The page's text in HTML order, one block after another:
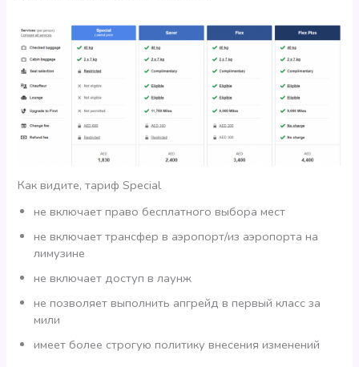
Как видите, тариф Special
не включает право бесплатного выбора мест
не включает трансфер в аэропорт/из аэропорта на
лимузине
не включает доступ в лаунж
не позволяет выполнить апгрейд в первый класс за
мили
имеет более строгую политику внесения изменений